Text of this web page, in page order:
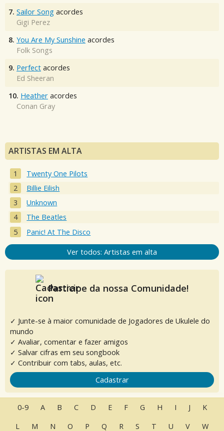
7. Sailor Song acordes
Gigi Perez
8. You Are My Sunshine acordes
Folk Songs
9. Perfect acordes
Ed Sheeran
10. Heather acordes
Conan Gray
ARTISTAS EM ALTA
Twenty One Pilots
Billie Eilish
Unknown
The Beatles
Panic! At The Disco
Ver todos: Artistas em alta
Participe da nossa Comunidade!
✓ Junte-se à maior comunidade de Jogadores de Ukulele do
mundo
✓ Avaliar, comentar e fazer amigos
✓ Salvar cifras em seu songbook
✓ Contribuir com tabs, aulas, etc.
Cadastrar
0-9 A B C D E F G H I J
K
L
M N O P Q R S T U V W